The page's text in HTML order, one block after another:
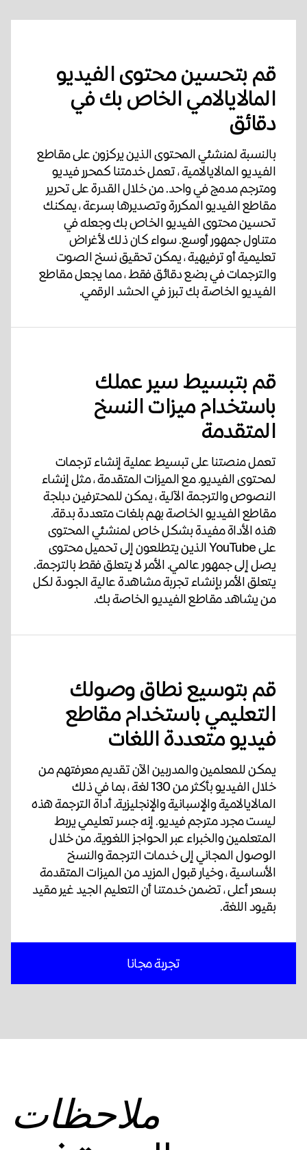
قم بتحسين محتوى الفيديو
المالايالامي الخاص بك في
دقائق
بالنسبة لمنشئي المحتوى الذين يركزون على مقاطع
الفيديو المالايالامية ، تعمل خدمتنا كمحرر فيديو
ومترجم مدمج في واحد. من خلال القدرة على تحرير
مقاطع الفيديو المكررة وتصديرها بسرعة ، يمكنك
تحسين محتوى الفيديو الخاص بك وجعله في
متناول جمهور أوسع. سواء كان ذلك لأغراض
تعليمية أو ترفيهية ، يمكن تحقيق نسخ الصوت
والترجمات في بضع دقائق فقط ، مما يجعل مقاطع
الفيديو الخاصة بك تبرز في الحشد الرقمي.
قم بتبسيط سير عملك
باستخدام ميزات النسخ
المتقدمة
تعمل منصتنا على تبسيط عملية إنشاء ترجمات
لمحتوى الفيديو. مع الميزات المتقدمة ، مثل إنشاء
النصوص والترجمة الآلية ، يمكن للمحترفين دبلجة
مقاطع الفيديو الخاصة بهم بلغات متعددة بدقة.
هذه الأداة مفيدة بشكل خاص لمنشئي المحتوى
على YouTube الذين يتطلعون إلى تحميل محتوى
يصل إلى جمهور عالمي. الأمر لا يتعلق فقط بالترجمة.
يتعلق الأمر بإنشاء تجربة مشاهدة عالية الجودة لكل
من يشاهد مقاطع الفيديو الخاصة بك.
قم بتوسيع نطاق وصولك
التعليمي باستخدام مقاطع
فيديو متعددة اللغات
يمكن للمعلمين والمدربين الآن تقديم معرفتهم من
خلال الفيديو بأكثر من 130 لغة ، بما في ذلك
المالايالامية والإسبانية والإنجليزية. أداة الترجمة هذه
ليست مجرد مترجم فيديو. إنه جسر تعليمي يربط
المتعلمين والخبراء عبر الحواجز اللغوية. من خلال
الوصول المجاني إلى خدمات الترجمة والنسخ
الأساسية ، وخيار قبول المزيد من الميزات المتقدمة
بسعر أعلى ، تضمن خدمتنا أن التعليم الجيد غير مقيد
بقيود اللغة.
تجربة مجانا
ملاحظات